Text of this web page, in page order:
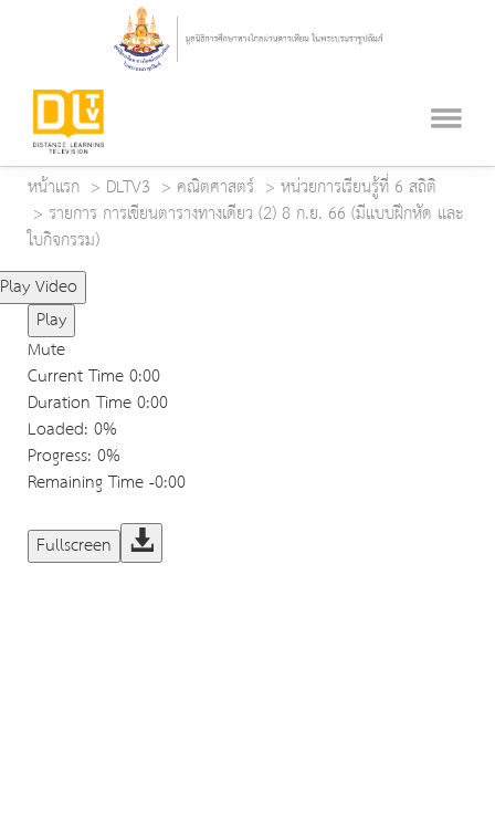
หน้าแรก DLTV3 คณิตศาสตร์
หน่วยการเรียนรู้ที่ 6 สถิติ
รายการ การเขียนตารางทางเดียว (2) 8 ก.ย. 66 (มีแบบฝึกหัด และ
ใบกิจกรรม)
Play Video
Play
Mute
Current Time0:00
Duration Time0:00
Loaded: 0%
Progress: 0%
Remaining Time-0:00
Fullscreen